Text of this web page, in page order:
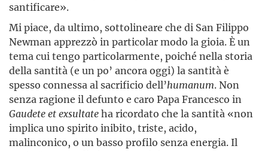
santificare».
Mi piace, da ultimo, sottolineare che di San Filippo
Newman apprezzò in particolar modo la gioia. È un
tema cui tengo particolarmente, poiché nella storia
della santità (e un po’ ancora oggi) la santità è
spesso connessa al sacrificio dell’humanum. Non
senza ragione il defunto e caro Papa Francesco in
Gaudete et exsultateha ricordato che la santità «non
implica uno spirito inibito, triste, acido,
malinconico, o un basso profilo senza energia. Il